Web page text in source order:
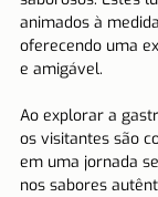
animados à
oferecendo uma
e amigável.
Ao explorar a
os visitantes são
em uma jornada
nos sabores